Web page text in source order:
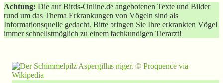
Achtung: Die auf Birds-Online.de angebotenen Texte und Bilder
rund um das Thema Erkrankungen von Vögeln sind als
Informationsquelle gedacht. Bitte bringen Sie Ihre erkrankten Vögel
immer schnellstmöglich zu einem fachkundigen Tierarzt!